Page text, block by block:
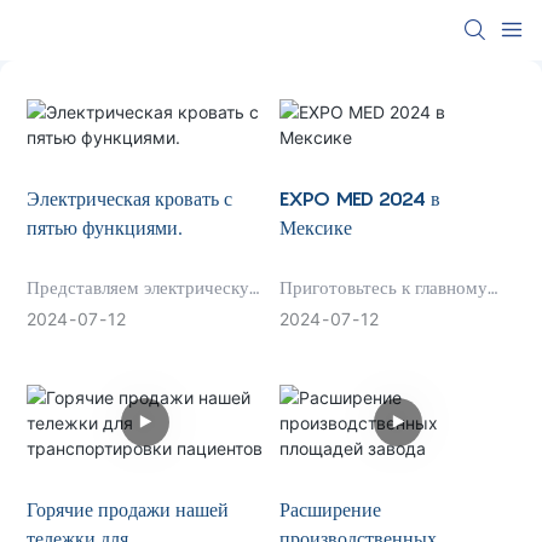
Электрическая кровать с
пятью функциями.
Представляем электрическую
больничную койку с пятью
пациентами. Эта
универсальная кровать
предлагает пять
максимального комфорта и
поддержки пациентов в
2024 07 12
EXPO MED 2024 в
Мексике
Приготовьтесь к главному
событию в области
Эта престижная выставка
объединяет последние
инновации в области
фармацевтики и
медицинских услуг. Изучите
2024 07 12
Горячие продажи нашей
Расширение